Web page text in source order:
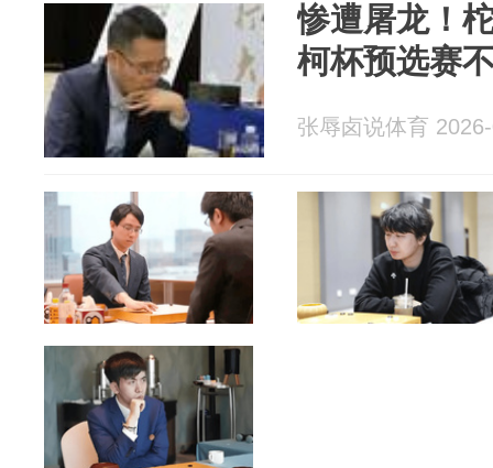
惨遭屠龙！
柯杯预选赛
张辱卤说体育